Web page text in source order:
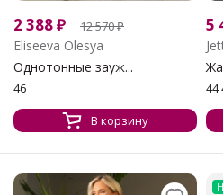
2 388₽ 12 570₽
Eliseeva Olesya
Однотонные зауж...
46
В корзину
5
44